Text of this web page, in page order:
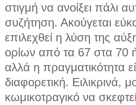
στιγμή να ανοίξει πάλι
συζήτηση. Ακούγεται
επιλεχθεί η λύση της
ορίων από τα 67 στα 70
αλλά η πραγματικότητα
διαφορετική. Ειλικρινά,
κωμικοτραγικό να